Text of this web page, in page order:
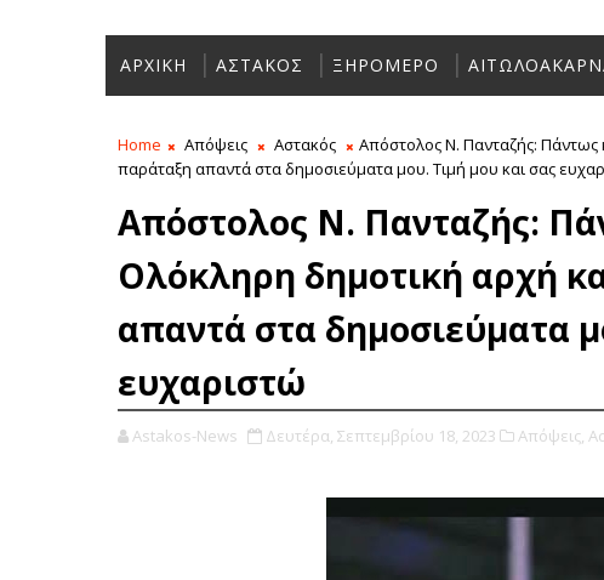
ΑΡΧΙΚΗ ΑΣΤΑΚΟΣ ΞΗΡΟΜΕΡΟ
Home Απόψεις Αστακός
Απόστολος Ν. Πανταζής: Πάντως
παράταξη απαντά στα δημοσιεύματα μου. Τιμή μου και σας
Απόστολος Ν. Πανταζής:
Ολόκληρη δημοτική αρχή
απαντά στα δημοσιεύματα
ευχαριστώ
Astakos-News Δευτέρα, Σεπτεμβρίου 18, 2023 Απόψεις,